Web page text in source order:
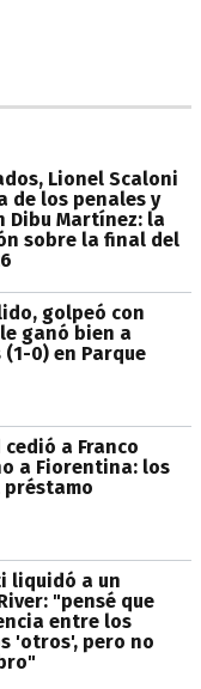
Lionel Scaloni
de los penales y
Dibu Martínez: la
sobre la final del
golpeó con
ganó bien a
0) en Parque
a Franco
a Fiorentina: los
liquidó a un
"pensé que
entre los
'otros', pero no